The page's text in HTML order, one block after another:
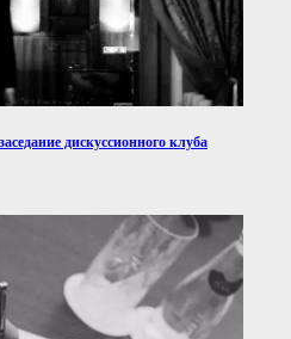
дискуссионного клуба